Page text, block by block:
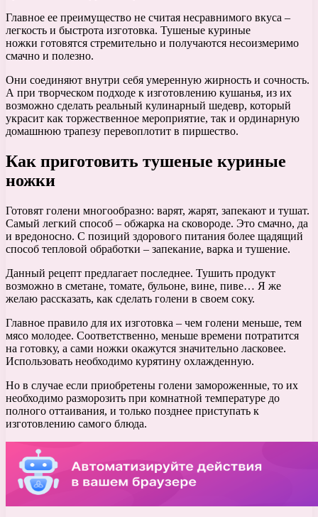
Главное ее преимущество не считая несравнимого вкуса –
легкость и быстрота изготовка. Тушеные куриные
ножки готовятся стремительно и получаются несоизмеримо
смачно и полезно.
Они соединяют внутри себя умеренную жирность и сочность.
А при творческом подходе к изготовлению кушанья, из их
возможно сделать реальный кулинарный шедевр, который
украсит как торжественное мероприятие, так и ординарную
домашнюю трапезу перевоплотит в пиршество.
Как приготовить тушеные куриные
ножки
Готовят голени многообразно: варят, жарят, запекают и тушат.
Самый легкий способ – обжарка на сковороде. Это смачно, да
и вредоносно. С позиций здорового питания более щадящий
способ тепловой обработки – запекание, варка и тушение.
Данный рецепт предлагает последнее. Тушить продукт
возможно в сметане, томате, бульоне, вине, пиве… Я же
желаю рассказать, как сделать голени в своем соку.
Главное правило для их изготовка – чем голени меньше, тем
мясо молодее. Соответственно, меньше времени потратится
на готовку, а сами ножки окажутся значительно ласковее.
Использовать необходимо курятину охлажденную.
Но в случае если приобретены голени замороженные, то их
необходимо разморозить при комнатной температуре до
полного оттаивания, и только позднее приступать к
изготовлению самого блюда.